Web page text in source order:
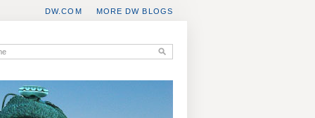
MORE DW BLOGS
DW.COM